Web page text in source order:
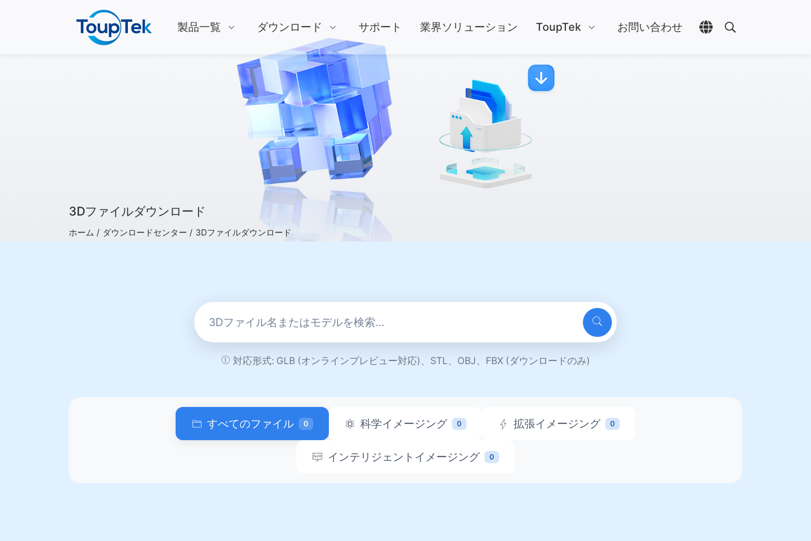
製品一覧 ダウンロード サポート 業界ソリューション ToupTek お問い合わせ
言語選択を開く
検索を開く
3Dファイルダウンロード
ホーム / ダウンロードセンター / 3Dファイルダウンロード
対応形式: GLB (オンラインプレビュー対応)、STL、OBJ、FBX (ダウンロードのみ)
すべてのファイル 0 科学イメージング 0 拡張イメージング 0
インテリジェントイメージング 0